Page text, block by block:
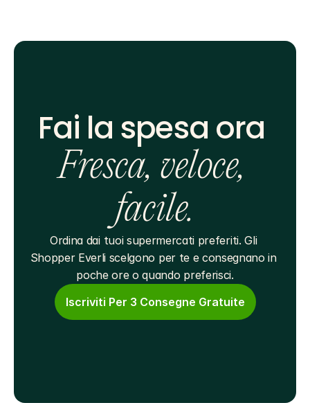
Fai la spesa ora
Fresca, veloce,
facile.
Ordina dai tuoi supermercati preferiti. Gli
Shopper Everli scelgono per te e consegnano in
poche ore o quando preferisci.
Iscriviti Per 3 Consegne Gratuite